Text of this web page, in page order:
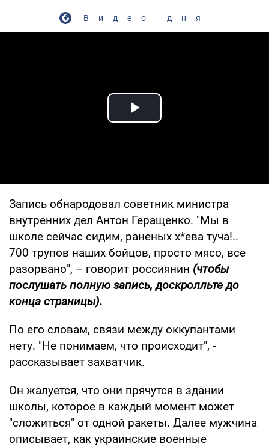
Видео дня
Play Video
Запись обнародовал советник министра
внутренних дел Антон Геращенко. "Мы в
школе сейчас сидим, раненых х*ева туча!..
700 трупов наших бойцов, просто мясо, все
разорвано", – говорит россиянин (чтобы
послушать полную запись, доскролльте до
конца страницы).
По его словам, связи между оккупантами
нету. "Не понимаем, что происходит", -
рассказывает захватчик.
Он жалуется, что они прячутся в здании
школы, которое в каждый момент может
"сложиться" от одной ракеты. Далее мужчина
описывает, как украинские военные